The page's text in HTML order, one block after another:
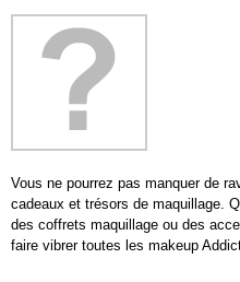
Vous ne pourrez pas manquer de
cadeaux et trésors de maquillage.
des coffrets maquillage ou des
faire vibrer toutes les makeup